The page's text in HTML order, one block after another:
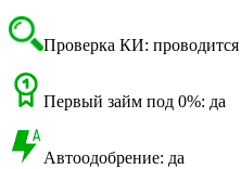
Проверка КИ: проводится
Первый займ под 0%: да
Автоодобрение: да